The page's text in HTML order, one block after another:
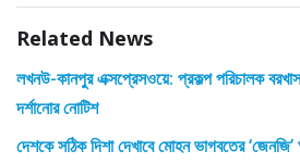
Related News
লখনউ-কানপুর এক্সপ্রেসওয়ে: প্রকল্প পরিচালক
দর্শানোর নোটিশ
দেশকে সঠিক দিশা দেখাবে মোহন ভাগবতের